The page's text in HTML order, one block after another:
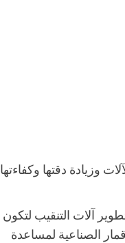
وزيادة دقتها وكفاءتها
آلات التنقيب لتكون
الصناعية لمساعدة